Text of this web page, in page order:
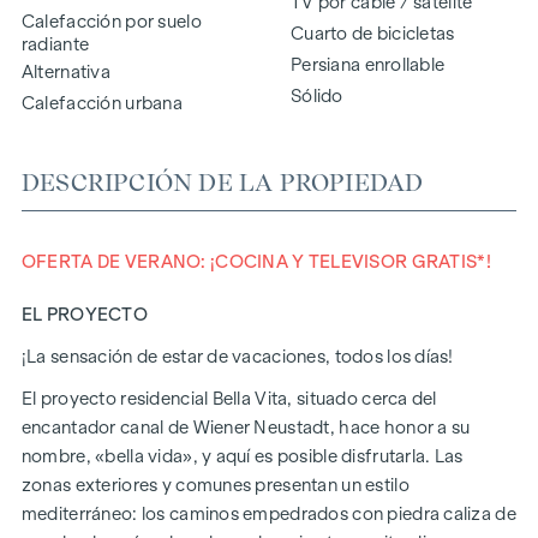
Calefacción por suelo
radiante
Alternativa
Calefacción urbana
Cuarto de bicicletas
Persiana enrollable
Sólido
DESCRIPCIÓN DE LA PROPIEDAD
OFERTA DE VERANO: ¡COCINA Y TELEVISOR GRATIS*!
EL PROYECTO
¡La sensación de estar de vacaciones, todos los días!
El proyecto residencial Bella Vita, situado cerca del
encantador canal de Wiener Neustadt, hace honor a su
nombre, «bella vida», y aquí es posible disfrutarla. Las
zonas exteriores y comunes presentan un estilo
mediterráneo: los caminos empedrados con piedra caliza de